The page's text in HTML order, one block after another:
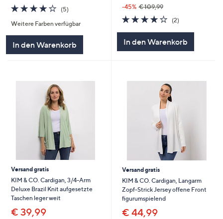
4.2
von
5
(5)
Weitere Farben verfügbar
In den Warenkorb
-45% € 109,99
4.0
von
(2)2
In den Warenkorb
Versand gratis
KIM & CO. Cardigan, 3/4-Arm
Deluxe Brazil Knit aufgesetzte
Taschen leger weit
€ 39,99
Versand gratis
KIM & CO. Cardigan, Langarm
Zopf-Strick Jersey offene Front
figurumspielend
€ 44,99